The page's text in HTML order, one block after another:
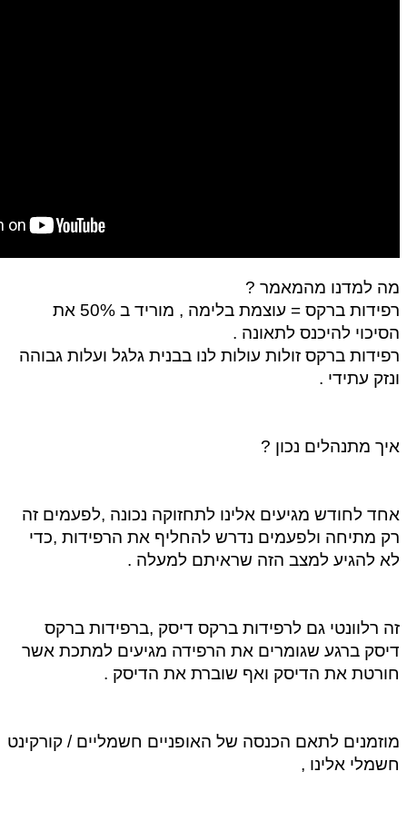
מה למדנו מהמאמר ?
הסיכוי להיכנס לתאונה .
ונזק עתידי .
איך מתנהלים נכון ?
לא להגיע למצב הזה שראיתם למעלה .
חורטת את הדיסק ואף שוברת את הדיסק .
חשמלי אלינו ,